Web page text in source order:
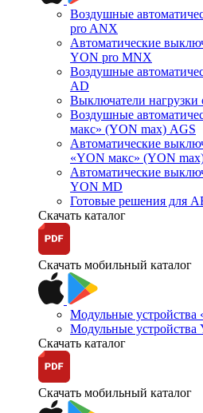
Воздушные
pro ANX
Автоматические
YON pro MNX
Воздушные
AD
Выключатели нагрузки
Воздушные
макс» (YON max) AGS
Автоматические
«YON макс» (YON
Автоматические
YON MD
Готовые решения для
Скачать каталог
Скачать мобильный каталог
Модульные
Модульные устройства
Скачать каталог
Скачать мобильный каталог